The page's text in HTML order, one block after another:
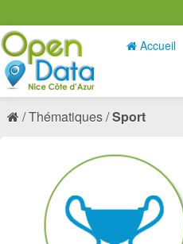
Accueil
Thématiques Sport